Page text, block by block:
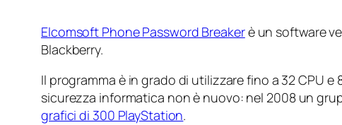
Elcomsoft Phone Password Breakerè un software
Blackberry.
Il programma è in grado di utilizzare fino a 32 CPU e
sicurezza informatica non è nuovo: nel 2008 un
grafici di 300 PlayStation.